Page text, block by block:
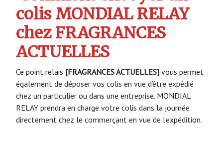
colis MONDIAL RELAY
chez FRAGRANCES
ACTUELLES
Ce point relais [FRAGRANCES ACTUELLES] vous permet
également de déposer vos colis en vue d’être expédié
chez un particulier ou dans une entreprise. MONDIAL
RELAY prendra en charge votre colis dans la journée
directement chez le commerçant en vue de l’expédition.